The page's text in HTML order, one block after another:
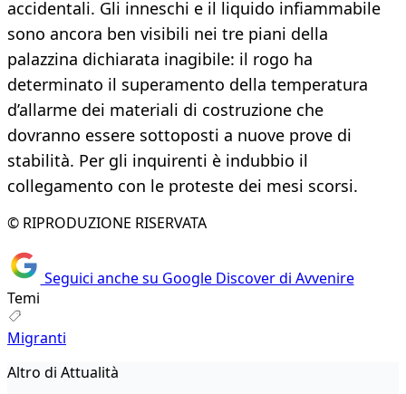
accidentali. Gli inneschi e il liquido infiammabile
sono ancora ben visibili nei tre piani della
palazzina dichiarata inagibile: il rogo ha
determinato il superamento della temperatura
d’allarme dei materiali di costruzione che
dovranno essere sottoposti a nuove prove di
stabilità. Per gli inquirenti è indubbio il
collegamento con le proteste dei mesi scorsi.
© RIPRODUZIONE RISERVATA
Seguici anche su Google Discover di Avvenire
Temi
Migranti
Altro di Attualità